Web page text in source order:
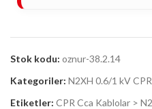
Stok kodu: oznur-38.2.14
Kategoriler: N2XH 0.6/1 kV
Etiketler: CPR Cca Kablolar >